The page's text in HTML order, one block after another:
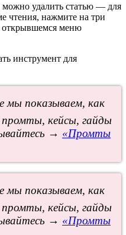
можно удалить статью — для
чтения, нажмите на три
открывшемся меню
инструмент для
мы показываем, как
кейсы, гайды
→ «Промты
мы показываем, как
кейсы, гайды
→ «Промты